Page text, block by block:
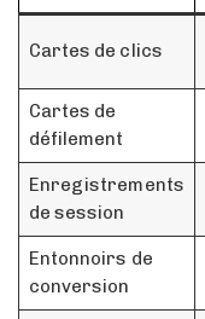
Cartes de clics
Cartes de
défilement
Enregistrements
de session
Entonnoirs de
conversion